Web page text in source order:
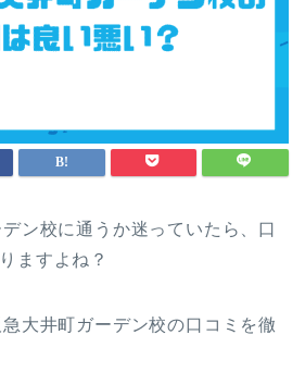
ン校に通うか迷っていたら、口
ますよね？
大井町ガーデン校の口コミを徹